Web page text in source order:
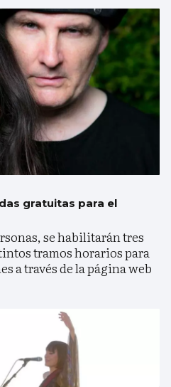
gratuitas para el
se habilitarán tres
tramos horarios para
a través de la página web